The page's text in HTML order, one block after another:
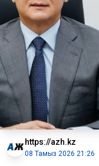
https://azh.kz
08 Тамыз 2026 21:26